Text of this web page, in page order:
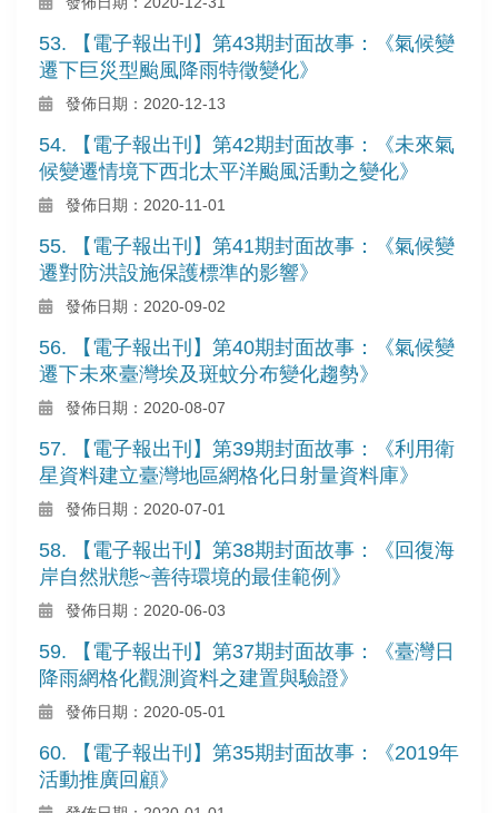
53. 【電子報出刊】第43期封面故事：《氣候變
遷下巨災型颱風降雨特徵變化》
發佈日期：2020-12-13
54. 【電子報出刊】第42期封面故事：《未來氣
候變遷情境下西北太平洋颱風活動之變化》
發佈日期：2020-11-01
55. 【電子報出刊】第41期封面故事：《氣候變
遷對防洪設施保護標準的影響》
發佈日期：2020-09-02
56. 【電子報出刊】第40期封面故事：《氣候變
遷下未來臺灣埃及斑蚊分布變化趨勢》
發佈日期：2020-08-07
57. 【電子報出刊】第39期封面故事：《利用衛
星資料建立臺灣地區網格化日射量資料庫》
發佈日期：2020-07-01
58. 【電子報出刊】第38期封面故事：《回復海
岸自然狀態~善待環境的最佳範例》
發佈日期：2020-06-03
59. 【電子報出刊】第37期封面故事：《臺灣日
降雨網格化觀測資料之建置與驗證》
發佈日期：2020-05-01
60. 【電子報出刊】第35期封面故事：《2019年
活動推廣回顧》